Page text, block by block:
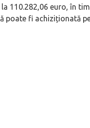
110.282,06 euro, în
poate fi achiziționată